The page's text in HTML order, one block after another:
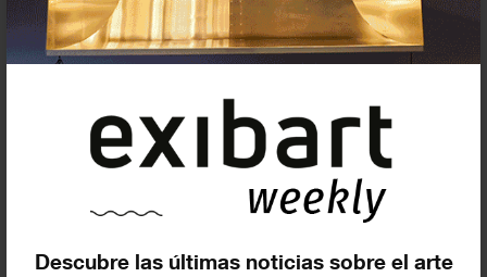
Descubre las últimas noticias sobre el arte
La Han Nefkens Foundation, LOOP
y la Fundació Joan Miró